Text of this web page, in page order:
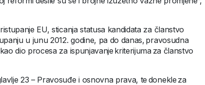
EU, sticanja statusa kandidata za članstvo
u junu 2012. godine, pa do danas, pravosudna
dio procesa za ispunjavanje kriterijuma za članstvo
23 – Pravosuđe i osnovna prava, te donekle za